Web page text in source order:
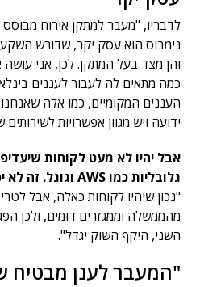
לדבריו, "מעבר למתקן אירוח מבוסס
נימבוס הוא עסק יקר, שדורש
והן מצד בעל המתקן. לכן, אני
כמה מתאים לה לעבור לעננים
העננים המקומיים, כמו אלה
ידועה ויש מגוון אפשרויות
אבל יהיו לא מעט לקוחות
גלובליות כמו AWS וגוגל. זה לא יפגע בכם במידה רבה?
"נכון שיהיו לקוחות כאלה, אבל
מהממשלה וממגזרים דומים, ולכן
השני, היקף השוק יגדל".
"המעבר לענן מבטיח